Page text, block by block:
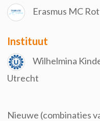
Erasmus MC
Instituut
Wilhelmina
Utrecht
Nieuwe (combinaties